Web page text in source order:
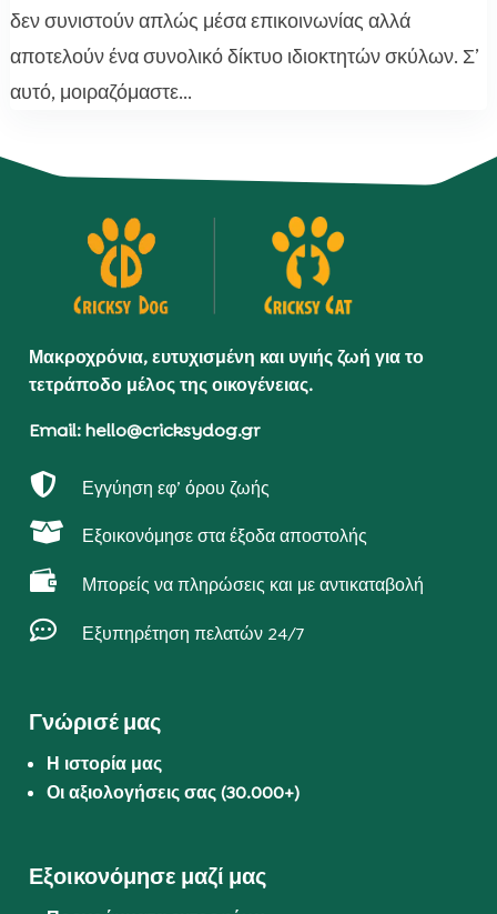
δεν συνιστούν απλώς μέσα επικοινωνίας αλλά
αποτελούν ένα συνολικό δίκτυο ιδιοκτητών σκύλων. Σ’
αυτό, μοιραζόμαστε...
Μακροχρόνια, ευτυχισμένη και υγιής ζωή για το
τετράποδο μέλος της οικογένειας.
Email: hello@cricksydog.gr
 Εγγύηση εφ’ όρου ζωής
 Εξοικονόμησε στα έξοδα αποστολής
 Μπορείς να πληρώσεις και με αντικαταβολή
 Εξυπηρέτηση πελατών 24/7
Γνώρισέ μας
Η ιστορία μας
Οι αξιολογήσεις σας (30.000+)
Εξοικονόμησε μαζί μας